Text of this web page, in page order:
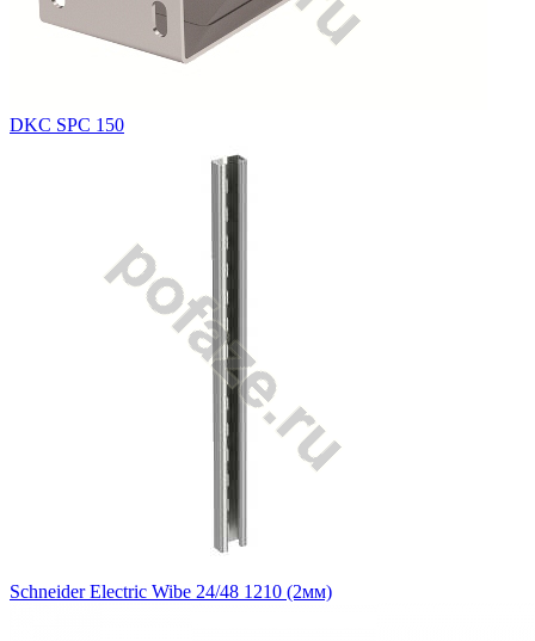
DKC SPC 150
Schneider Electric Wibe 24/48 1210 (2мм)